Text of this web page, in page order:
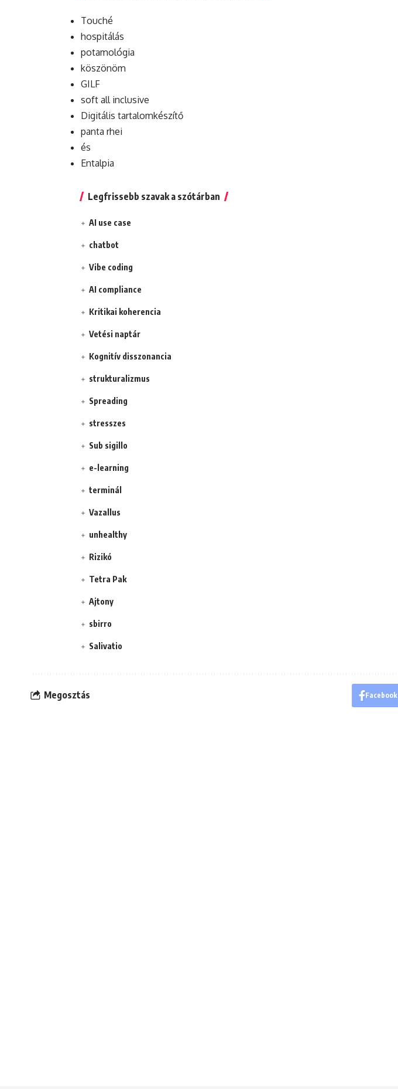
Touché
hospitálás
potamológia
köszönöm
GILF
soft all inclusive
Digitális tartalomkészítő
panta rhei
és
Entalpia
Legfrissebb szavak a szótárban
AI use case
chatbot
Vibe coding
AI compliance
Kritikai koherencia
Vetési naptár
Kognitív disszonancia
strukturalizmus
Spreading
stresszes
Sub sigillo
e-learning
terminál
Vazallus
unhealthy
Rizikó
Tetra Pak
Ajtony
sbirro
Salivatio
Megosztás Facebook